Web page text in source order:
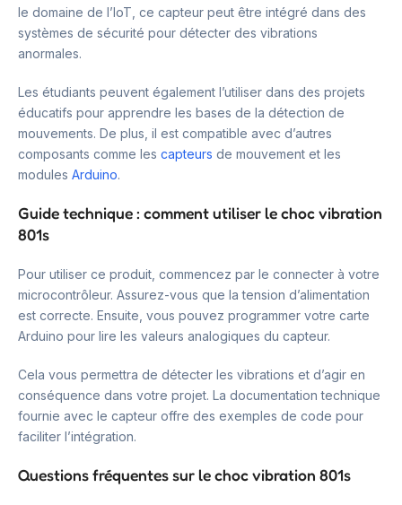
le domaine de l’IoT, ce capteur peut être intégré dans des
systèmes de sécurité pour détecter des vibrations
anormales.
Les étudiants peuvent également l’utiliser dans des projets
éducatifs pour apprendre les bases de la détection de
mouvements. De plus, il est compatible avec d’autres
composants comme les capteurs de mouvement et les
modules Arduino.
Guide technique : comment utiliser le choc vibration
801s
Pour utiliser ce produit, commencez par le connecter à votre
microcontrôleur. Assurez-vous que la tension d’alimentation
est correcte. Ensuite, vous pouvez programmer votre carte
Arduino pour lire les valeurs analogiques du capteur.
Cela vous permettra de détecter les vibrations et d’agir en
conséquence dans votre projet. La documentation technique
fournie avec le capteur offre des exemples de code pour
faciliter l’intégration.
Questions fréquentes sur le choc vibration 801s